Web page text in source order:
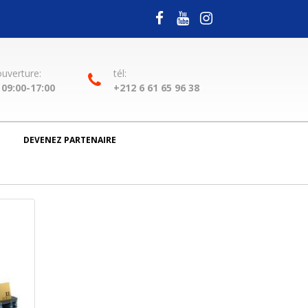
17:00
tél:
+212 6 61 65 96 38
DEVENEZ PARTENAIRE